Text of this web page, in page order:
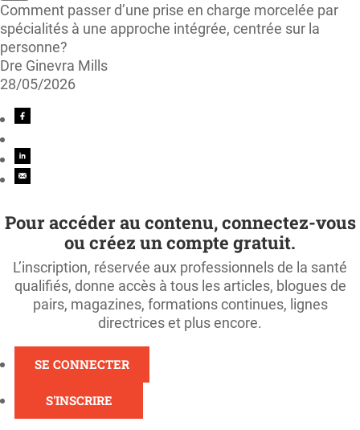
Comment passer d’une prise en charge morcelée par
spécialités à une approche intégrée, centrée sur la
personne?
Dre Ginevra Mills
28/05/2026
Pour accéder au contenu, connectez-vous
ou créez un compte gratuit.
L’inscription, réservée aux professionnels de la santé
qualifiés, donne accès à tous les articles, blogues de
pairs, magazines, formations continues, lignes
directrices et plus encore.
SE CONNECTER
S'INSCRIRE